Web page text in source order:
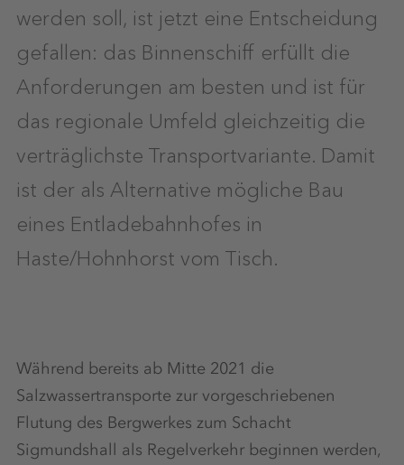
werden soll, ist jetzt eine Entscheidung
gefallen: das Binnenschiff erfüllt die
Anforderungen am besten und ist für
das regionale Umfeld gleichzeitig die
verträglichste Transportvariante. Damit
ist der als Alternative mögliche Bau
eines Entladebahnhofes in
Haste/Hohnhorst vom Tisch.
Während bereits ab Mitte 2021 die
Salzwassertransporte zur vorgeschriebenen
Flutung des Bergwerkes zum Schacht
Sigmundshall als Regelverkehr beginnen werden,